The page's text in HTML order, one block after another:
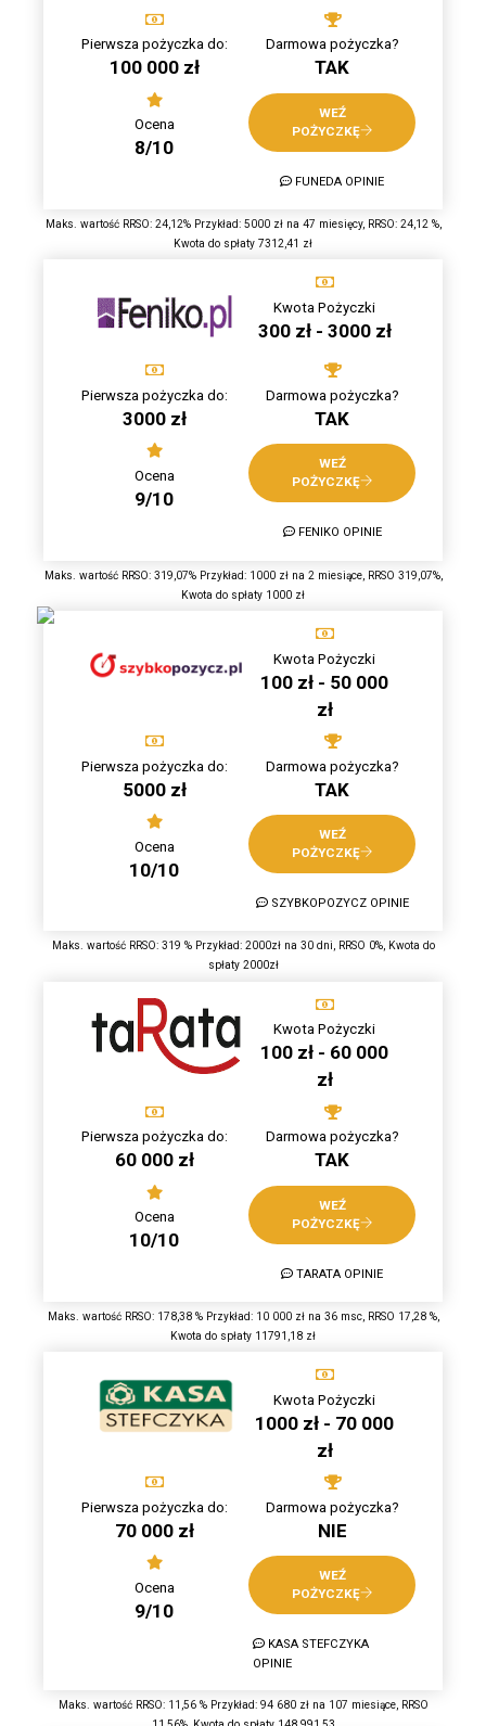
Pierwsza pożyczka do:
100 000 zł
Darmowa pożyczka?
TAK
Ocena
8/10
WEŹ
POŻYCZKĘ
FUNEDA OPINIE
Maks. wartość RRSO: 24,12% Przykład: 5000 zł na 47 miesięcy, RRSO: 24,12 %,
Kwota do spłaty 7312,41 zł
Kwota Pożyczki
300 zł - 3000 zł
Pierwsza pożyczka do:
3000 zł
Darmowa pożyczka?
TAK
Ocena
9/10
WEŹ
POŻYCZKĘ
FENIKO OPINIE
Maks. wartość RRSO: 319,07% Przykład: 1000 zł na 2 miesiące, RRSO 319,07%,
Kwota do spłaty 1000 zł
Kwota Pożyczki
100 zł - 50 000
zł
Pierwsza pożyczka do:
5000 zł
Darmowa pożyczka?
TAK
Ocena
10/10
WEŹ
POŻYCZKĘ
SZYBKOPOZYCZ OPINIE
Maks. wartość RRSO: 319 % Przykład: 2000zł na 30 dni, RRSO 0%, Kwota do
spłaty 2000zł
Kwota Pożyczki
100 zł - 60 000
zł
Pierwsza pożyczka do:
60 000 zł
Darmowa pożyczka?
TAK
Ocena
10/10
WEŹ
POŻYCZKĘ
TARATA OPINIE
Maks. wartość RRSO: 178,38 % Przykład: 10 000 zł na 36 msc, RRSO 17,28 %,
Kwota do spłaty 11791,18 zł
Kwota Pożyczki
1000 zł - 70 000
zł
Pierwsza pożyczka do:
70 000 zł
Darmowa pożyczka?
NIE
Ocena
9/10
WEŹ
POŻYCZKĘ
KASA STEFCZYKA
OPINIE
Maks. wartość RRSO: 11,56 % Przykład: 94 680 zł na 107 miesiące, RRSO